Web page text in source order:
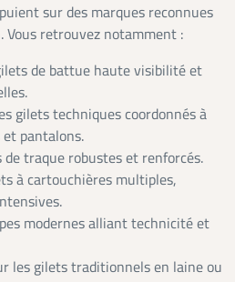
sur des marques reconnues
retrouvez notamment :
de battue haute visibilité et
gilets techniques coordonnés à
pantalons.
de traque robustes et renforcés.
à cartouchières multiples,
modernes alliant technicité et
les gilets traditionnels en laine ou